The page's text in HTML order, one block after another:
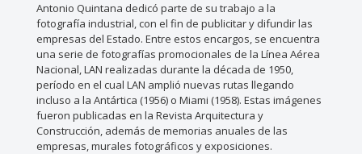
Antonio Quintana dedicó parte de su trabajo a la
fotografía industrial, con el fin de publicitar y difundir las
empresas del Estado. Entre estos encargos, se encuentra
una serie de fotografías promocionales de la Línea Aérea
Nacional, LAN realizadas durante la década de 1950,
período en el cual LAN amplió nuevas rutas llegando
incluso a la Antártica (1956) o Miami (1958). Estas imágenes
fueron publicadas en la Revista Arquitectura y
Construcción, además de memorias anuales de las
empresas, murales fotográficos y exposiciones.